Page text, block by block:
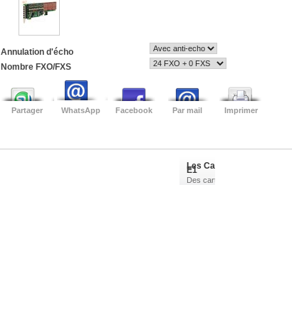
Annulation d'écho
Nombre FXO/FXS
Partager WhatsApp Facebook Par mail Imprimer
Les Cartes
E1
Des cartes